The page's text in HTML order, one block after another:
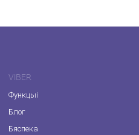
VIBER
Функцыі
Блог
Бяспека